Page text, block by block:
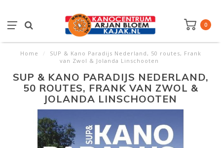
0
Home /
SUP & Kano Paradijs Nederland, 50 routes, Frank
van Zwol & Jolanda Linschooten
SUP & KANO PARADIJS NEDERLAND,
50 ROUTES, FRANK VAN ZWOL &
JOLANDA LINSCHOOTEN